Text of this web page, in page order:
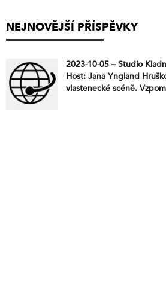
NEJNOVĚJŠÍ PŘÍSPĚVKY
2023-10-05 – Studio
Host: Jana Yngland
vlastenecké scéně.